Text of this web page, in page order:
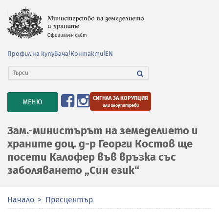
Профил на купувача Контакти EN
TOGGLE
NAVIGATION
МЕНЮ СИГНАЛ ЗА КОРУПЦИЯ
или злоупотреби
Зам.-министърът на земеделието и
храните доц. д-р Георги Костов ще
посети Калофер във връзка със
заболяването „Син език“
Начало Пресцентър